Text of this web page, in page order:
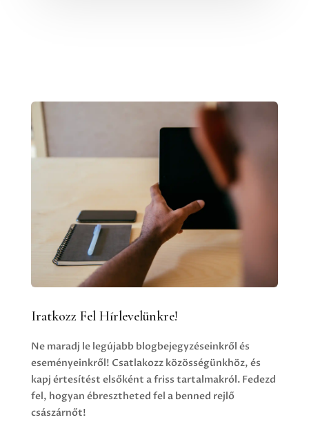
Iratkozz Fel Hírlevelünkre!
Ne maradj le legújabb blogbejegyzéseinkről és
eseményeinkről! Csatlakozz közösségünkhöz, és
kapj értesítést elsőként a friss tartalmakról. Fedezd
fel, hogyan ébresztheted fel a benned rejlő
császárnőt!